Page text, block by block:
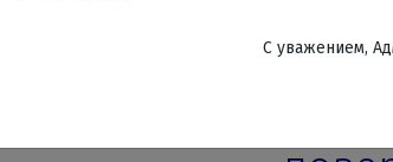
Артикул:
C уважением,